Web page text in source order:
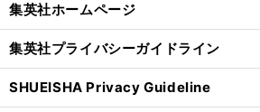
集英社ホームページ
集英社プライバシーガイドライン
SHUEISHA Privacy Guideline